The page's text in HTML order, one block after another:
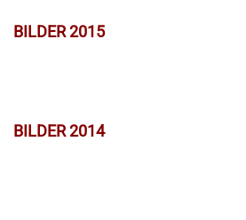
BILDER 2015
BILDER 2014